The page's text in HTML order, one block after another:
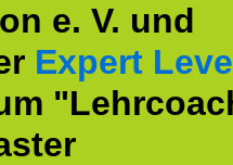
e. V. und
Expert